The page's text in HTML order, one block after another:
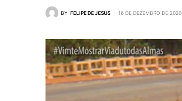
BY FELIPE DE JESUS 16 DE DEZEMBRO DE 2020